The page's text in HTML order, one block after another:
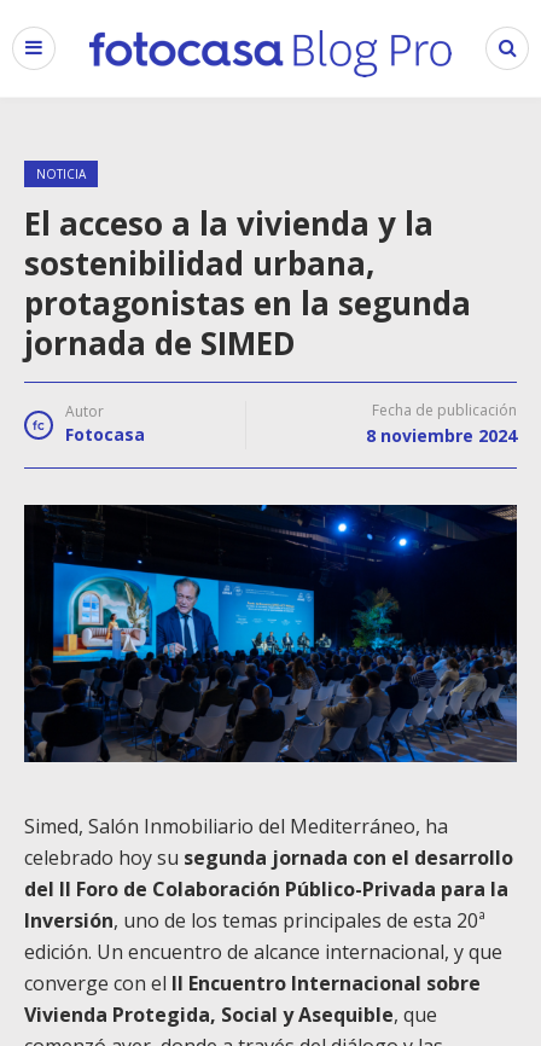
NOTICIA
El acceso a la vivienda y la
sostenibilidad urbana,
protagonistas en la segunda
jornada de SIMED
Autor
Fotocasa
Fecha de publicación
8 noviembre 2024
Simed, Salón Inmobiliario del Mediterráneo, ha
celebrado hoy su segunda jornada con el desarrollo
del II Foro de Colaboración Público-Privada para la
Inversión, uno de los temas principales de esta 20ª
edición. Un encuentro de alcance internacional, y que
converge con el II Encuentro Internacional sobre
Vivienda Protegida, Social y Asequible, que